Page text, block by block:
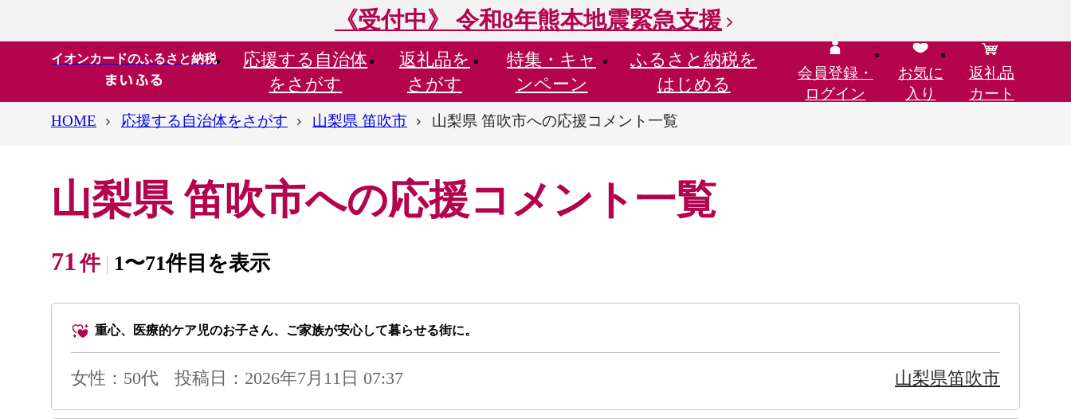
《受付中》 令和8年熊本地震緊急支援
イオンカードのふるさと納税 応援する 自治体
をさがす
返礼品を
さがす
特集・ キャ
ンペーン
ふるさと納税を
はじめる
会員登録・
ログイン
お気に
入り
返礼品
カート
HOME
応援する自治体をさがす 山梨県 笛吹市 山梨県 笛吹市への応援コメント一覧
山梨県 笛吹市への応援コメント一覧
71件 1〜71件目を表示
重心、医療的ケア児のお子さん、ご家族が安心して暮らせる街に。
女性：50代 投稿日：2026年7月11日 07:37 山梨県笛吹市